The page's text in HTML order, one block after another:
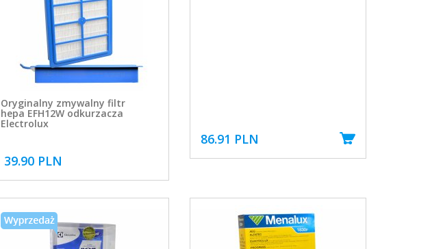
Oryginalny zmywalny filtr
hepa EFH12W odkurzacza
Electrolux
39.90 PLN
86.91 PLN